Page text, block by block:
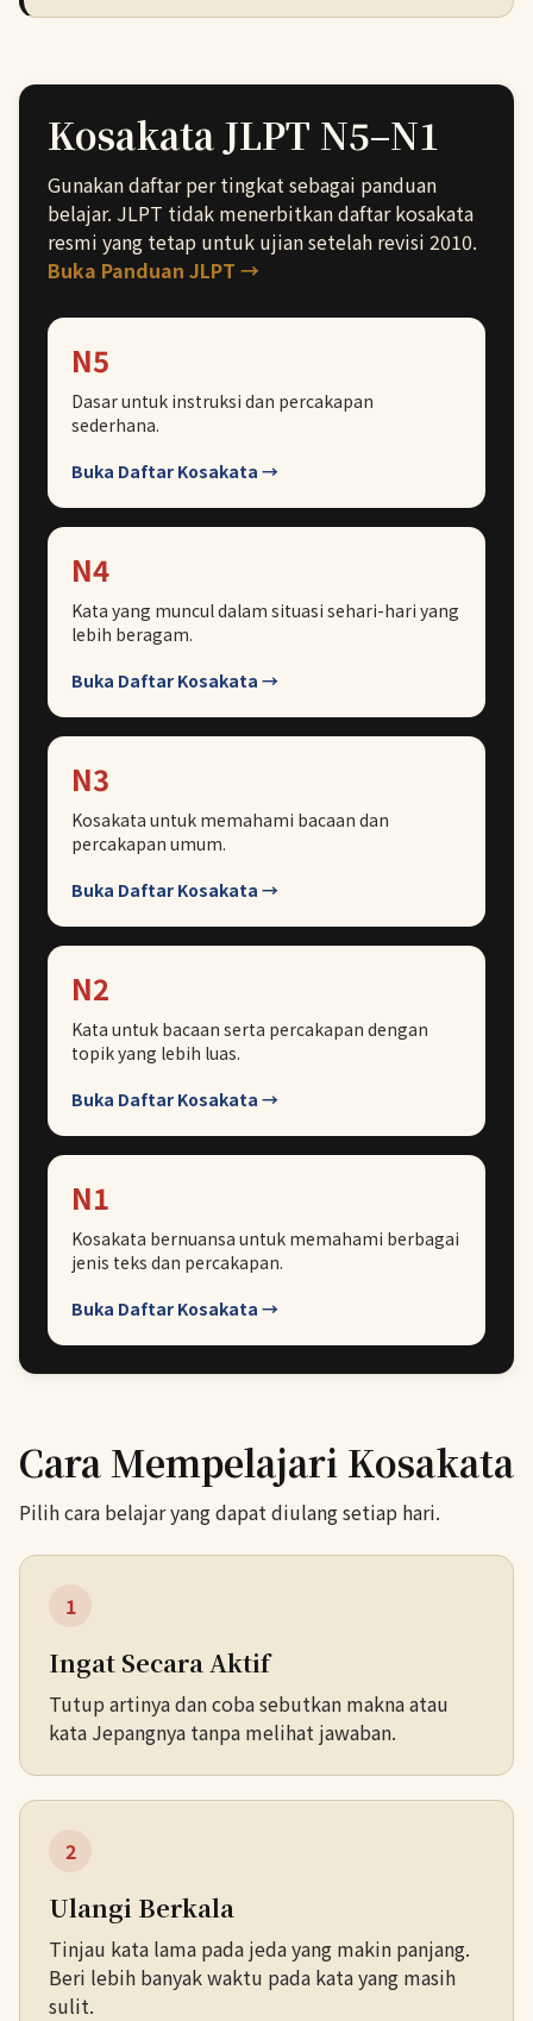
Kosakata JLPT N5–N1
Gunakan daftar per tingkat sebagai panduan
belajar. JLPT tidak menerbitkan daftar kosakata
resmi yang tetap untuk ujian setelah revisi 2010.
Buka Panduan JLPT →
N5
Dasar untuk instruksi dan percakapan
sederhana.
Buka Daftar Kosakata →
N4
Kata yang muncul dalam situasi sehari-hari yang
lebih beragam.
Buka Daftar Kosakata →
N3
Kosakata untuk memahami bacaan dan
percakapan umum.
Buka Daftar Kosakata →
N2
Kata untuk bacaan serta percakapan dengan
topik yang lebih luas.
Buka Daftar Kosakata →
N1
Kosakata bernuansa untuk memahami berbagai
jenis teks dan percakapan.
Buka Daftar Kosakata →
Cara Mempelajari Kosakata
Pilih cara belajar yang dapat diulang setiap hari.
1
Ingat Secara Aktif
Tutup artinya dan coba sebutkan makna atau
kata Jepangnya tanpa melihat jawaban.
2
Ulangi Berkala
Tinjau kata lama pada jeda yang makin panjang.
Beri lebih banyak waktu pada kata yang masih
sulit.